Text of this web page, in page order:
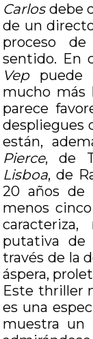
Carlosdebe
de un
proceso
sentido. En
Veppuede
mucho más
parece
despliegues
están,
Pierce, de
Lisboa, de
20 años de
menos
putativa de
través de la
áspera,
Este thriller
es una
muestra un